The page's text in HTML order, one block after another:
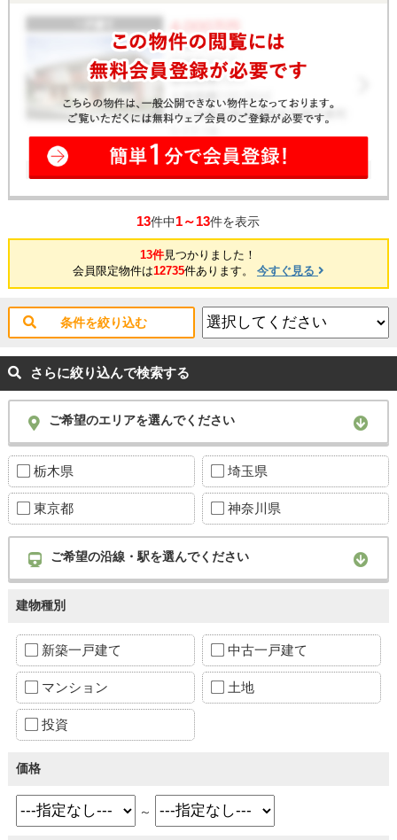
13件中1～13件を表示
13件見つかりました！
会員限定物件は12735件あります。 今すぐ見る
条件を絞り込む
さらに絞り込んで検索する
ご希望のエリアを選んでください
栃木県 埼玉県
東京都 神奈川県
ご希望の沿線・駅を選んでください
建物種別
新築一戸建て 中古一戸建て
マンション 土地
投資
価格
～